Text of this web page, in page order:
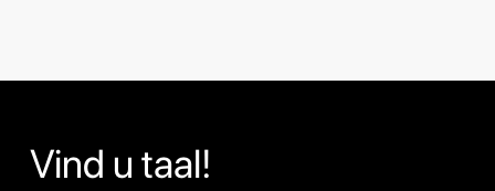
Vind u taal!